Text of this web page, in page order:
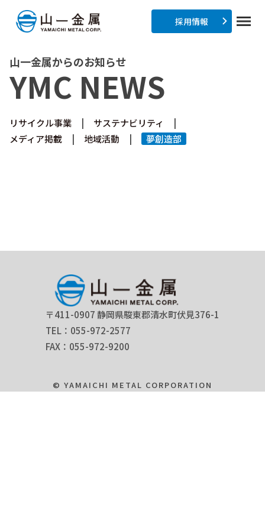
採用情報
山一金属からのお知らせ
YMC NEWS
リサイクル事業
サステナビリティ
メディア掲載
地域活動 夢創造部
〒411-0907 静岡県駿東郡清水町伏見376-1
TEL：055-972-2577
FAX：055-972-9200
© YAMAICHI METAL CORPORATION